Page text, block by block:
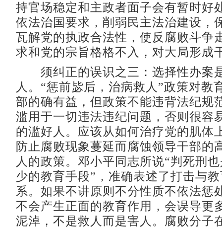
持官场稳定和主政者面子会有暂时好
依法治国要求，削弱民主法治建设，
瓦解党的执政合法性，使反腐败斗争
求和党的宗旨格格不入，对大局形成
须纠正的误识之三：选择性办案
人。“惩前毖后，治病救人”政策对教
部的确有益，但政策不能违背法纪规
滥用于一切违法违纪问题，否则很容
的滥好人。应该从如何治疗党的肌体
防止腐败现象蔓延而腐蚀领导干部的
人的政策。邓小平同志所说“判死刑
少的教育手段”，准确表述了打击与
系。如果不讲原则不分性质不依法惩
不会产生正面的教育作用，会误导更
泥淖，不是救人而是害人。腐败分子